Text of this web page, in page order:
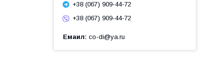
+38 (067) 909-44-72
+38 (067) 909-44-72
Емаил co-di@ya.ru